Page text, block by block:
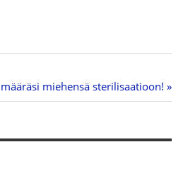
miehensä sterilisaatioon!